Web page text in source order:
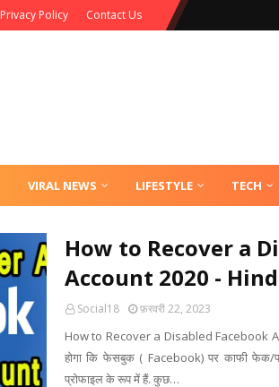
Privacy Policy Contact Us
VIRAL NEWS LIFESTYLE TECH
How to Recover a
Account 2020 -
Social18 फ़रवरी 22, 2023
How to Recover a Disabled Facebook
होगा कि फेसबुक ( Facebook) पर काफी फेक/
प्रोफाइल के रूप में हैं. कुछ…